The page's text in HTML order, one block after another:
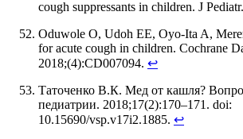
cough suppressants in children. J
Oduwole O, Udoh EE, Oyo-Ita A,
for acute cough in children. Cochrane
2018;(4):CD007094. ↩
Таточенко В.К. Мед от кашля?
педиатрии. 2018;17(2):170–171. doi:
10.15690/vsp.v17i2.1885. ↩